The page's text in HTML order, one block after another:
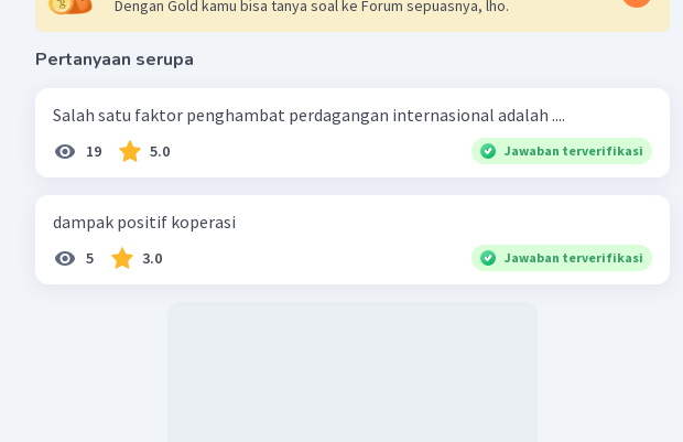
Dengan Gold kamu bisa tanya soal ke Forum sepuasnya, lho.
Pertanyaan serupa
Salah satu faktor penghambat perdagangan internasional adalah ....
19 5.0 Jawaban terverifikasi
dampak positif koperasi
5 3.0 Jawaban terverifikasi